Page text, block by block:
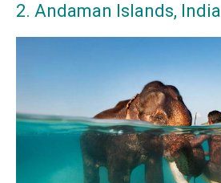
2. Andaman Islands, India